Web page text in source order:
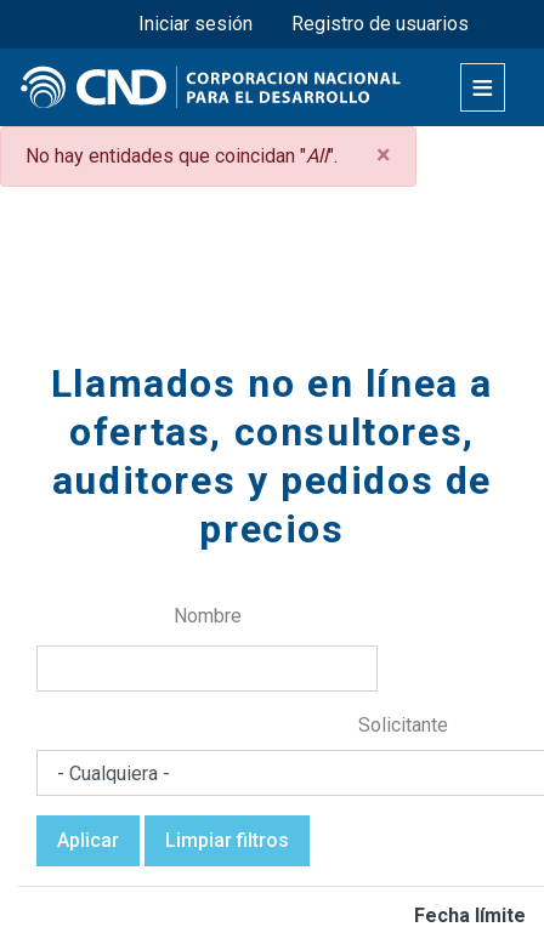
Pasar
al
contenido
principal
Menú superior
Iniciar sesión Registro de usuarios
×
Mensaje
de
No hay entidades que coincidan "All".
Llamados no en línea a
ofertas, consultores,
auditores y pedidos de
precios
Nombre
Solicitante
Aplicar Limpiar filtros
Fecha límite